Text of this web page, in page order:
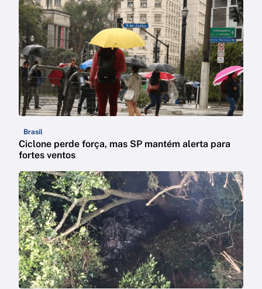
Brasil
Ciclone perde força, mas SP mantém alerta para
fortes ventos